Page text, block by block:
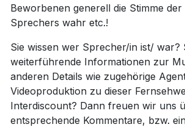
Beworbenen generell die Stimme
Sprechers wahr etc.!
Sie wissen wer Sprecher/in ist/ war?
weiterführende Informationen zur
anderen Details wie zugehörige
Videoproduktion zu dieser
Interdiscount? Dann freuen wir uns
entsprechende Kommentare, bzw.